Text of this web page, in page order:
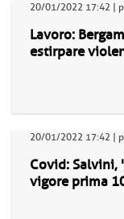
20/01/2022 17:42 |
Lavoro:
estirpare
20/01/2022 17:42 |
Covid: Salvini,
vigore prima